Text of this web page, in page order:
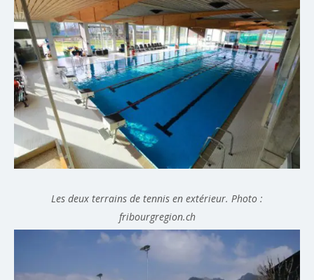
Les deux terrains de tennis en extérieur. Photo :
fribourgregion.ch